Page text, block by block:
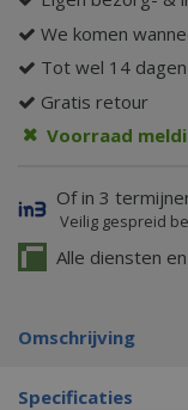
We komen
Tot wel 14
Gratis retour
Voorraad
Of in 3
Veilig gespreid
Alle diensten
Omschrijving
Specificaties